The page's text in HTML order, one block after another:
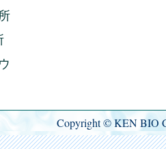
Copyright © KEN BIO